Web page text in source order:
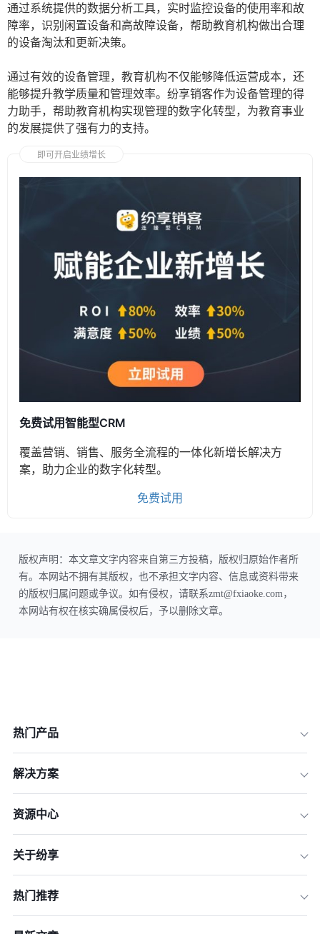
通过系统提供的数据分析工具，实时监控设备的使用率和故
障率，识别闲置设备和高故障设备，帮助教育机构做出合理
的设备淘汰和更新决策。
通过有效的设备管理，教育机构不仅能够降低运营成本，还
能够提升教学质量和管理效率。纷享销客作为设备管理的得
力助手，帮助教育机构实现管理的数字化转型，为教育事业
的发展提供了强有力的支持。
即可开启业绩增长
免费试用智能型CRM
覆盖营销、销售、服务全流程的一体化新增长解决方
案，助力企业的数字化转型。
免费试用
版权声明：本文章文字内容来自第三方投稿，版权归原始作者所
有。本网站不拥有其版权，也不承担文字内容、信息或资料带来
的版权归属问题或争议。如有侵权，请联系zmt@fxiaoke.com，
本网站有权在核实确属侵权后，予以删除文章。
热门产品
解决方案
资源中心
关于纷享
热门推荐